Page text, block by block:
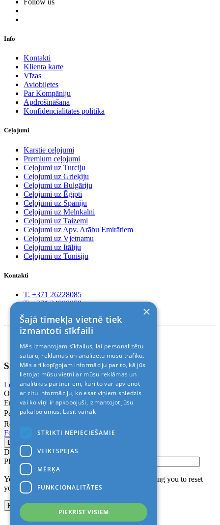
Follow us
Info
Kontakti
Klienta karte
Vīzas
Aviobiļetes
Par Kompāniju
Apdrošināšana
Konfidencialitātes politika
Ceļojumi
Karstie ceļojumi
Premium ceļojumi
Ceļojumi uz Turciju
Ceļojumi uz Grieķiju
Ceļojumi uz Bulgāriju
Ceļojumi uz Ēģipti
Ceļojumi uz Spāniju
Ceļojumi uz Melnkalni
Ceļojumi uz Taizemi
Ceļojumi uz Apv. Arābu Emirātiem
Ceļojumi uz Vjetnamu
Ceļojumi uz Itāliju
Ceļojumi uz Tunisiju
Kontakti
T. +371 26228085
T. +371 24888878
© 2011-2026> «ALANI SIA»
Sign In
Login with Facebook Login with Google
Or
Email
Password
Remember me
Forgot Password?
Don’t have an account?
Please confirm login email below
You will receive an email containing a link allowing you to reset
your password to a new preferred one.
×
Šajā tīmekļa vietnē tiek
izmantoti sīkfaili
Mēs izmantojam sīkfailus, lai personalizētu
saturu, reklāmas un analizētu mūsu trafiku.
Mēs arī kopīgojam informāciju par to, kā jūs
lietojat mūsu vietni ar mūsu reklāmas un
analītikas partneriem, kuri to var apvienot
ar citu informāciju, ko esat viņiem sniedzis
vai ko viņi ir apkopojuši, izmantojot jūsu
pakalpojumus. Lasīt vairāk
STRIKTI NEPIECIEŠAMIE
VEIKTSPĒJAS
MĒRĶA
FUNKCIONALITĀTES
PIEKRIST VISIEM